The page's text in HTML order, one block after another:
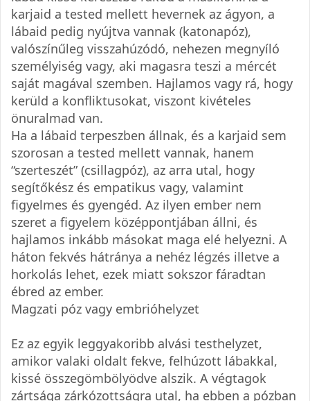
karjaid a tested mellett hevernek az ágyon, a
lábaid pedig nyújtva vannak (katonapóz),
valószínűleg visszahúzódó, nehezen megnyíló
személyiség vagy, aki magasra teszi a mércét
saját magával szemben. Hajlamos vagy rá, hogy
kerüld a konfliktusokat, viszont kivételes
önuralmad van.
Ha a lábaid terpeszben állnak, és a karjaid sem
szorosan a tested mellett vannak, hanem
“szerteszét” (csillagpóz), az arra utal, hogy
segítőkész és empatikus vagy, valamint
figyelmes és gyengéd. Az ilyen ember nem
szeret a figyelem középpontjában állni, és
hajlamos inkább másokat maga elé helyezni. A
háton fekvés hátránya a nehéz légzés illetve a
horkolás lehet, ezek miatt sokszor fáradtan
ébred az ember.
Magzati póz vagy embrióhelyzet
Ez az egyik leggyakoribb alvási testhelyzet,
amikor valaki oldalt fekve, felhúzott lábakkal,
kissé összegömbölyödve alszik. A végtagok
zártsága zárkózottságra utal, ha ebben a pózban